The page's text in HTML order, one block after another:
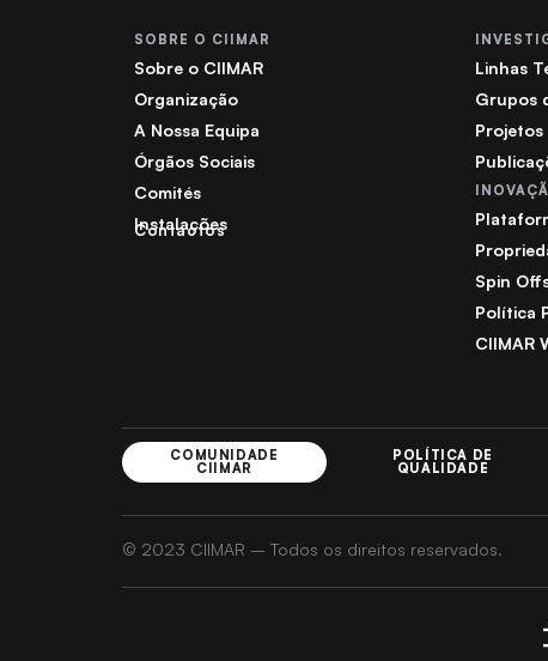
SOBRE O CIIMAR
Sobre o CIIMAR
Organização
A Nossa Equipa
Órgãos Sociais
Comités
Instalações
Contactos
Linhas
Grupos
Projetos
Spin
Política
CIIMAR
COMUNIDADE
CIIMAR
POLÍTICA DE
QUALIDADE
© 2023 CIIMAR – Todos os direitos reservados.